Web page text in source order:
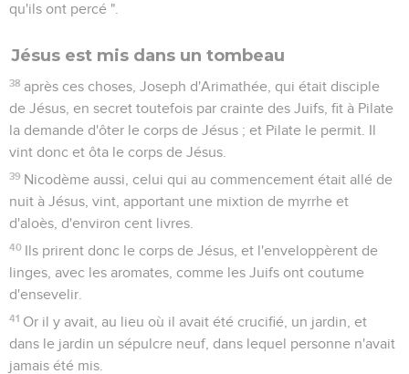
qu'ils ont percé ".
Jésus est mis dans un tombeau
38 après ces choses, Joseph d'Arimathée, qui était disciple
de Jésus, en secret toutefois par crainte des Juifs, fit à Pilate
la demande d'ôter le corps de Jésus ; et Pilate le permit. Il
vint donc et ôta le corps de Jésus.
39 Nicodème aussi, celui qui au commencement était allé de
nuit à Jésus, vint, apportant une mixtion de myrrhe et
d'aloès, d'environ cent livres.
40 Ils prirent donc le corps de Jésus, et l'enveloppèrent de
linges, avec les aromates, comme les Juifs ont coutume
d'ensevelir.
41 Or il y avait, au lieu où il avait été crucifié, un jardin, et
dans le jardin un sépulcre neuf, dans lequel personne n'avait
jamais été mis.